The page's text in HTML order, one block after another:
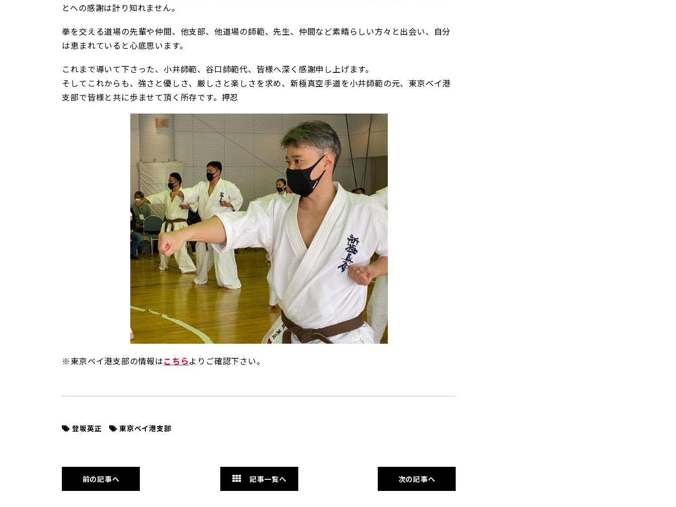
とへの感謝は計り知れません。
拳を交える道場の先輩や仲間、他支部、他道場の師範、先生、仲間など素晴らしい方々と出会い、自分
は恵まれていると心底思います。
これまで導いて下さった、小井師範、谷口師範代、皆様へ深く感謝申し上げます。
そしてこれからも、強さと優しさ、厳しさと楽しさを求め、新極真空手道を小井師範の元、東京ベイ港
支部で皆様と共に歩ませて頂く所存です。押忍
※東京ベイ港支部の情報はこちらよりご確認下さい。
登坂英正 東京ベイ港支部
前の記事へ 記事一覧へ 次の記事へ